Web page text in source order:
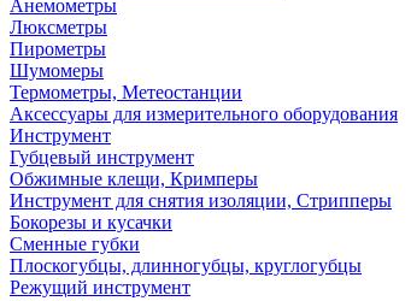
Анемометры
Люксметры
Пирометры
Шумомеры
Термометры, Метеостанции
Аксессуары для измерительного оборудования
Инструмент
Губцевый инструмент
Обжимные клещи, Кримперы
Инструмент для снятия изоляции, Стрипперы
Бокорезы и кусачки
Сменные губки
Плоскогубцы, длинногубцы, круглогубцы
Режущий инструмент